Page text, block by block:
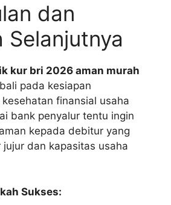
dan
Selanjutnya
kur bri 2026 aman murah
pada kesiapan
finansial usaha
bank penyalur tentu ingin
kepada debitur yang
dan kapasitas usaha
Sukses: